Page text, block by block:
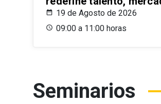
19 de Agosto de 2026
09:00 a 11:00 horas
Seminarios